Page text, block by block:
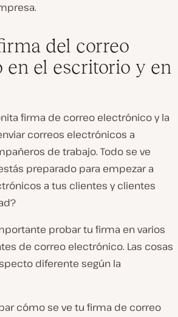
del correo
en el escritorio y en
firma de correo electrónico y la
correos electrónicos a
de trabajo. Todo se ve
preparado para empezar a
a tus clientes y clientes
probar tu firma en varios
de correo electrónico. Las cosas
diferente según la
cómo se ve tu firma de correo